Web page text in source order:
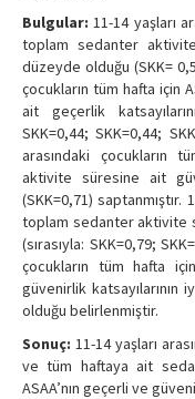
Bulgular: 11-14 yaşları
toplam sedanter
düzeyde olduğu (SKK=
çocukların tüm hafta için
ait geçerlik
SKK=0,44; SKK=0,44;
arasındaki çocukların
aktivite süresine ait
(SKK=0,71)
toplam sedanter aktivite
(sırasıyla: SKK=0,79;
çocukların tüm hafta
güvenirlik katsayılarının
olduğu belirlenmiştir.
Sonuç: 11-14 yaşları
ve tüm haftaya ait
ASAA’nın geçerli ve